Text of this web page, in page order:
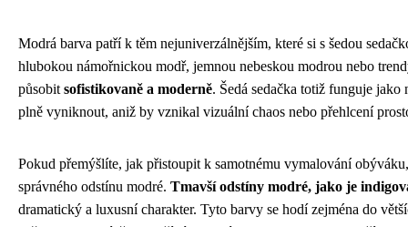
Modrá barva patří k těm nejuniverzálnějším, které si s šedou
hlubokou námořnickou modř, jemnou nebeskou modrou nebo
působit sofistikovaně a moderně. Šedá sedačka totiž funguje
plně vyniknout, aniž by vznikal vizuální chaos nebo přehlcení
Pokud přemýšlíte, jak přistoupit k samotnému vymalování
správného odstínu modré. Tmavší odstíny modré, jako je
dramatický a luxusní charakter. Tyto barvy se hodí zejména do